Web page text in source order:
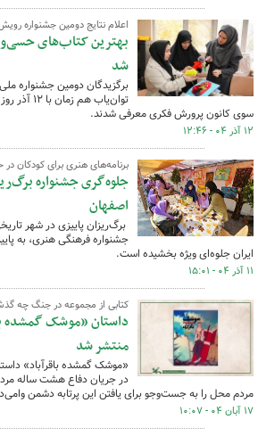
اعلام نتایج دومین جشنواره
بهترین کتاب‌های حسی‌و
شد
برگزیدگان دومین جشنواره
توان‌یاب
سوی کانون پرورش فکری معرفی شدند.
۱۲ آذر ۰۴ - ۱۲:۴۶
برنامه‌های هنری برای کودکان
جلوه‌گری جشنواره
اصفهان
برگ‌ریزان پاییزی در شهر
جشنواره فرهنگی هنری، به
ایران جلوه‌ای ویژه بخشیده است.
۱۱ آذر ۰۴ - ۱۵:۰۱
کتابی از مجموعه در جنگ چه
داستان «موشک گمشده
منتشر شد
«موشک گمشده باقرآباد»
در جریان دفاع هشت ساله مردم
مردم محل را به جست‌وجو برای یافتن این پرتابه دشمن
۱۷ آبان ۰۴ - ۱۰:۰۷